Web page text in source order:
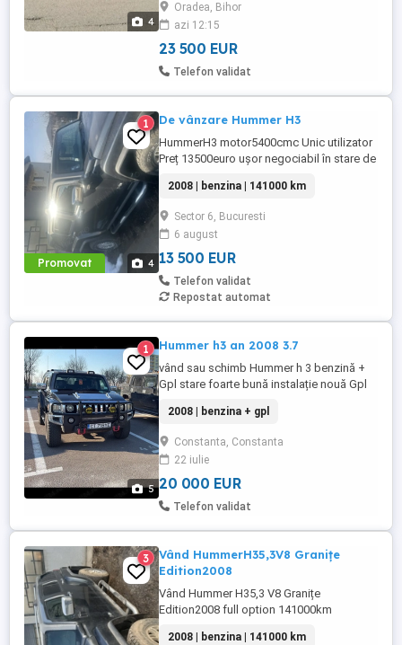
4
doar telefonic. În mașină sa investit recent
7.000 euro ( Schimbat ulei cutie , ulei +
filtre ...
Oradea, Bihor
azi 12:15
23 500 EUR
Telefon validat
Promovat 4
1 De vânzare Hummer H3
HummerH3 motor5400cmc Unic utilizator
Preț 13500euro ușor negociabil în stare de
2008 | benzina | 141000 km
Sector 6, Bucuresti
6 august
13 500 EUR
Telefon validat
Repostat automat
5
1 Hummer h3 an 2008 3.7
vând sau schimb Hummer h 3 benzină +
Gpl stare foarte bună instalație nouă Gpl
2008 | benzina + gpl
Constanta, Constanta
22 iulie
20 000 EUR
Telefon validat
3
Vând HummerH35,3V8 Granițe
Edition2008
Vând Hummer H35,3 V8 Granițe
Edition2008 full option 141000km
2008 | benzina | 141000 km